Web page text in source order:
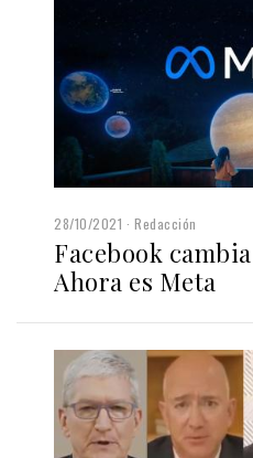
28/10/2021 Redacción
Facebook
Ahora es Meta